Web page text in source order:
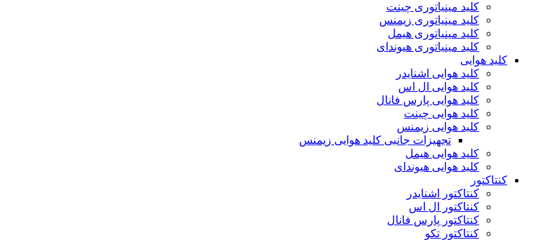
کلید مینیاتوری چینت
کلید مینیاتوری زیمنس
کلید مینیاتوری هیمل
کلید مینیاتوری هیوندای
کلید هوایی
کلید هوایی اشنایدر
کلید هوایی ال اس
کلید هوایی پارس فانال
کلید هوایی چینت
کلید هوایی زیمنس
تجهیزات جانبی کلید هوایی زیمنس
کلید هوایی هیمل
کلید هوایی هیوندای
کنتاکتور
کنتاکتور اشنایدر
کنتاکتور ال اس
کنتاکتور پارس فانال
کنتاکتور تکو